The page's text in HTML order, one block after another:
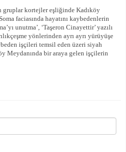
gruplar kortejler eşliğinde Kadıköy
faciasında hayatını kaybedenlerin
unutma’, ‘Taşeron Cinayettir’ yazılı
yönlerinden ayrı ayrı yürüyüşe
işçileri temsil eden üzeri siyah
Meydanında bir araya gelen işçilerin